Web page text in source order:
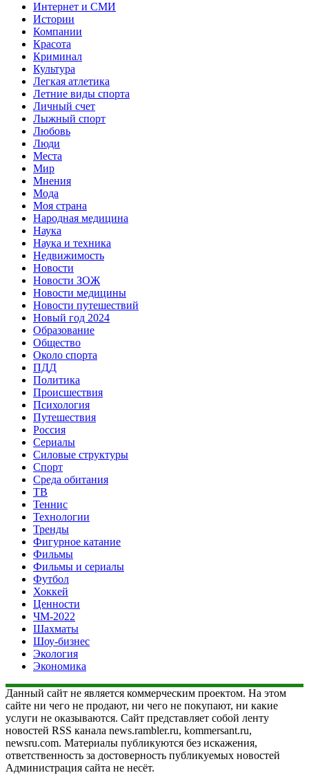
Интернет и СМИ
Истории
Компании
Красота
Криминал
Культура
Легкая атлетика
Летние виды спорта
Личный счет
Лыжный спорт
Любовь
Люди
Места
Мир
Мнения
Мода
Моя страна
Народная медицина
Наука
Наука и техника
Недвижимость
Новости
Новости ЗОЖ
Новости медицины
Новости путешествий
Новый год 2024
Образование
Общество
Около спорта
ПДД
Политика
Происшествия
Психология
Путешествия
Россия
Сериалы
Силовые структуры
Спорт
Среда обитания
ТВ
Теннис
Технологии
Тренды
Фигурное катание
Фильмы
Фильмы и сериалы
Футбол
Хоккей
Ценности
ЧМ-2022
Шахматы
Шоу-бизнес
Экология
Экономика
Данный сайт не является коммерческим проектом. На этом
сайте ни чего не продают, ни чего не покупают, ни какие
услуги не оказываются. Сайт представляет собой ленту
новостей RSS канала news.rambler.ru, kommersant.ru,
newsru.com. Материалы публикуются без искажения,
ответственность за достоверность публикуемых новостей
Администрация сайта не несёт.